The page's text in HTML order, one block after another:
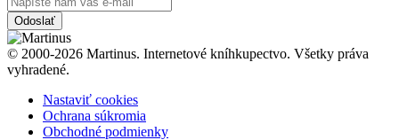
Odoslať
© 2000-2026 Martinus. Internetové kníhkupectvo. Všetky práva
vyhradené.
Nastaviť cookies
Ochrana súkromia
Obchodné podmienky